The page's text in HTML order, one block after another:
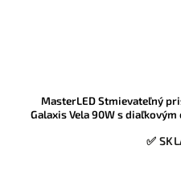
MasterLED Stmievateľný
Galaxis Vela 90W s
✅